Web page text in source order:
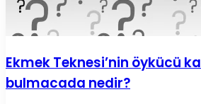
Ekmek Teknesi’nin öykücü
bulmacada nedir?